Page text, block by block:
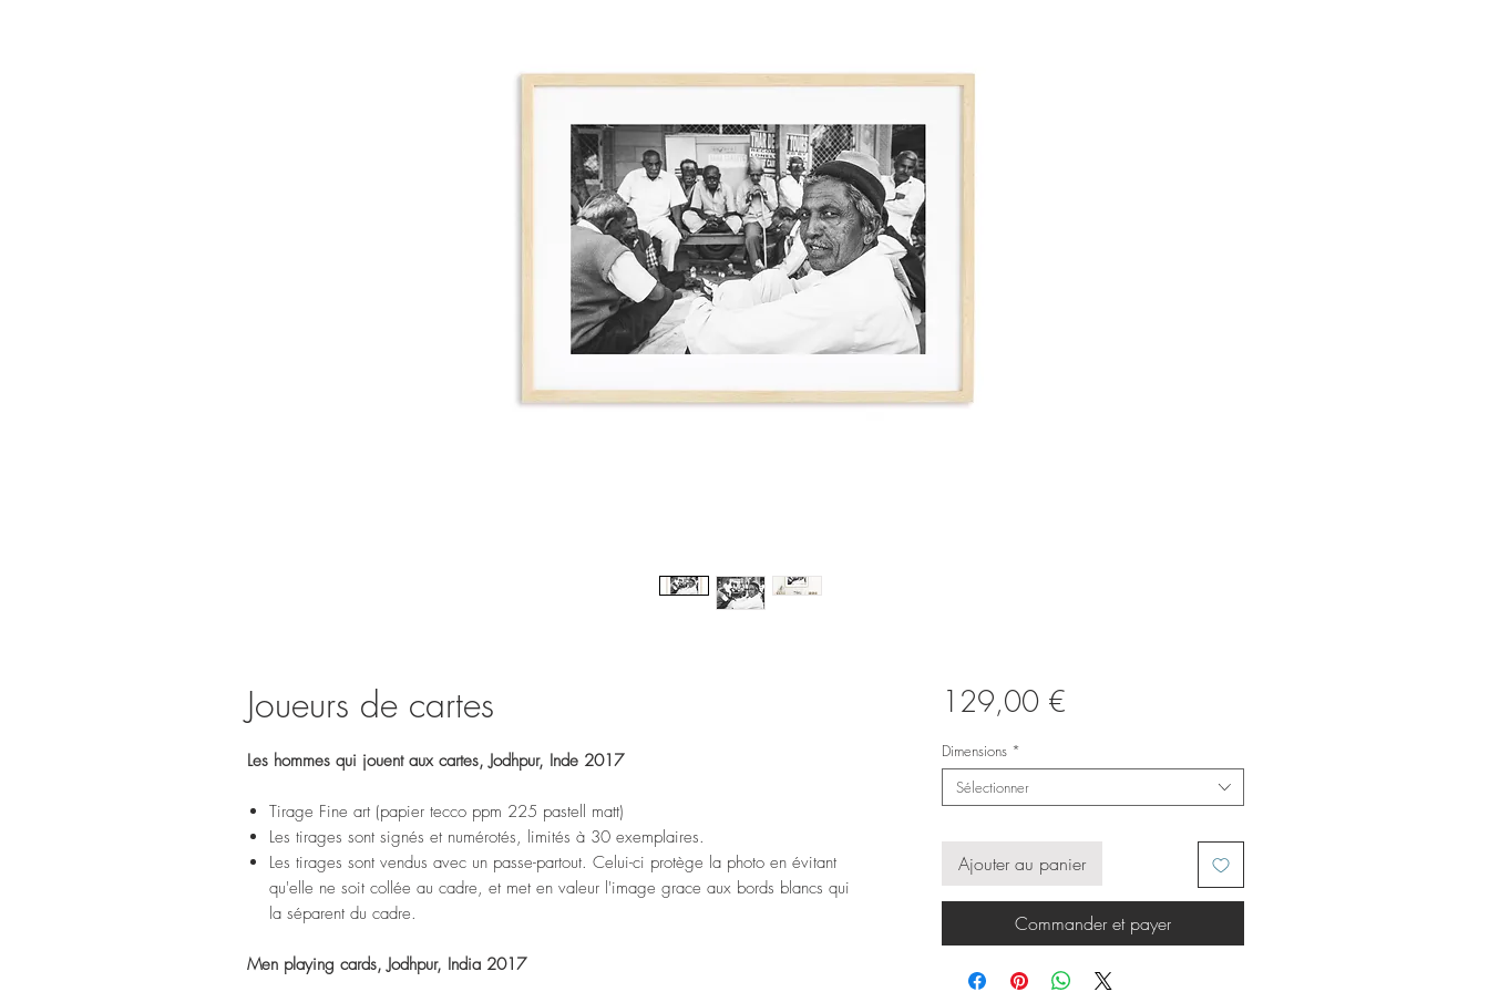
Joueurs de cartes
Les hommes qui jouent aux cartes, Jodhpur, Inde 2017
Tirage Fine art (papier tecco ppm 225 pastell matt)
Les tirages sont signés et numérotés, limités à 30 exemplaires.
Les tirages sont vendus avec un passe-partout. Celui-ci protège la photo en évitant
qu'elle ne soit collée au cadre, et met en valeur l'image grace aux bords blancs qui
la séparent du cadre.
Men playing cards, Jodhpur, India 2017
129,00 €Prix
Dimensions *
Sélectionner
Ajouter au panier
Commander et payer